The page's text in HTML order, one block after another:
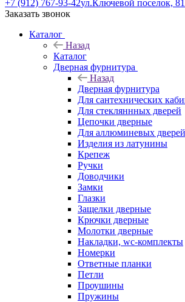
+7 (912) 767-93-42ул.Ключевой поселок,
Заказать звонок
Каталог
Назад
Каталог
Дверная фурнитура
Назад
Дверная фурнитура
Для сантехнических
Для стекляннных дверей
Цепочки дверные
Для аллюминевых
Изделия из латунины
Крепеж
Ручки
Доводчики
Замки
Глазки
Защелки дверные
Крючки дверные
Молотки дверные
Накладки, wc-комплекты
Номерки
Ответные планки
Петли
Проушины
Пружины